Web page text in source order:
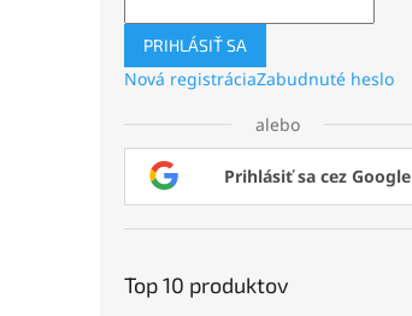
PRIHLÁSIŤ SA
Nová registráciaZabudnuté heslo
alebo
Prihlásiť sa cez Google
Top 10 produktov